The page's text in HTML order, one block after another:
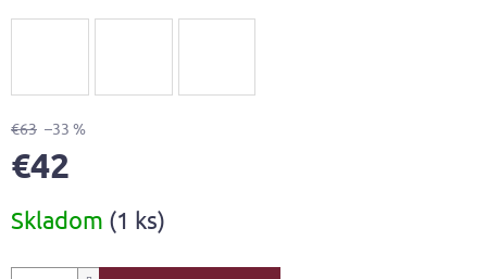
€63 –33 %
€42
cena:
Skladom (1 ks)